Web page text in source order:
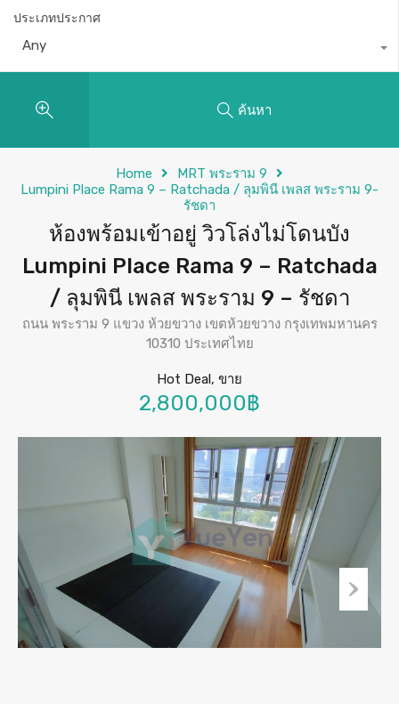
ประเภทประกาศ
Any
ค้นหา
Home
MRT พระราม 9
Lumpini Place Rama 9 – Ratchada / ลุมพินี เพลส พระราม 9-
รัชดา
ห้องพร้อมเข้าอยู่ วิวโล่งไม่โดนบัง
Lumpini Place Rama 9 – Ratchada
/ ลุมพินี เพลส พระราม 9 – รัชดา
ถนน พระราม 9 แขวง ห้วยขวาง เขตห้วยขวาง กรุงเทพมหานคร
10310 ประเทศไทย
Hot Deal, ขาย
2,800,000฿